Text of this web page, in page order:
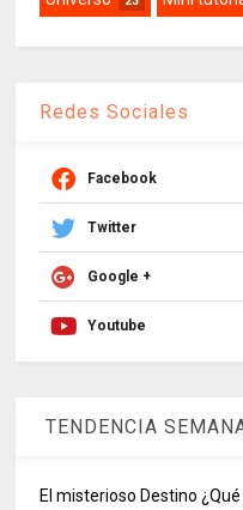
Redes Sociales
Facebook
Twitter
Google +
Youtube
TENDENCIA
El misterioso Destino